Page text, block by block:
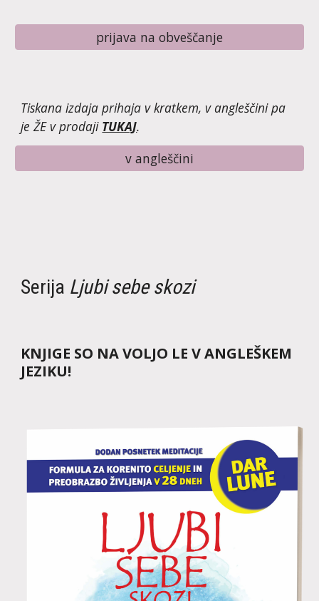
prijava na obveščanje
Tiskana izdaja prihaja v kratkem, v angleščini pa
je ŽE v prodaji TUKAJ.
v angleščini
Serija Ljubi sebe skozi
KNJIGE SO NA VOLJO LE V ANGLEŠKEM
JEZIKU!